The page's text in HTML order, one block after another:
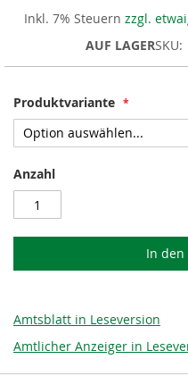
Inkl. 7% Steuern zzgl.
AUF LAGERSKU
Produktvariante
Anzahl
In den
Amtsblatt in Leseversion
Amtlicher Anzeiger in